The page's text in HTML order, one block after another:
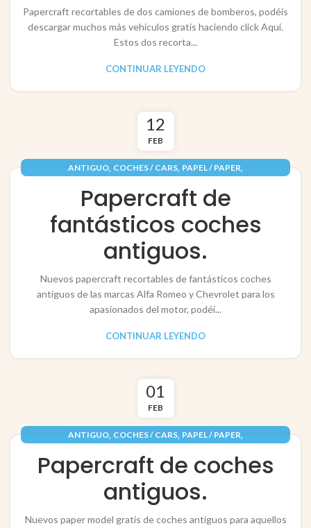
Papercraft recortables de dos camiones de bomberos, podéis
descargar muchos más vehículos gratis haciendo click Aquí.
Estos dos recorta...
CONTINUAR LEYENDO
12
FEB
ANTIGUO, COCHES / CARS, PAPEL / PAPER,
Papercraft de
fantásticos coches
antiguos.
Nuevos papercraft recortables de fantásticos coches
antiguos de las marcas Alfa Romeo y Chevrolet para los
apasionados del motor, podéi...
CONTINUAR LEYENDO
01
FEB
ANTIGUO, COCHES / CARS, PAPEL / PAPER,
Papercraft de coches
antiguos.
Nuevos paper model gratis de coches antiguos para aquellos